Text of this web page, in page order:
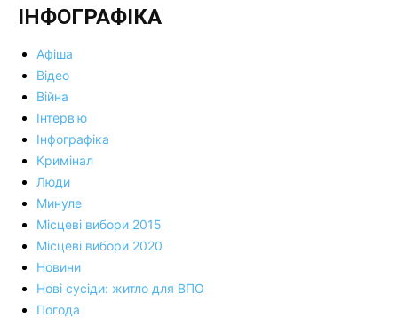
ІНФОГРАФІКА
Афіша
Відео
Війна
Інтерв'ю
Інфографіка
Кримінал
Люди
Минуле
Місцеві вибори 2015
Місцеві вибори 2020
Новини
Нові сусіди: житло для ВПО
Погода